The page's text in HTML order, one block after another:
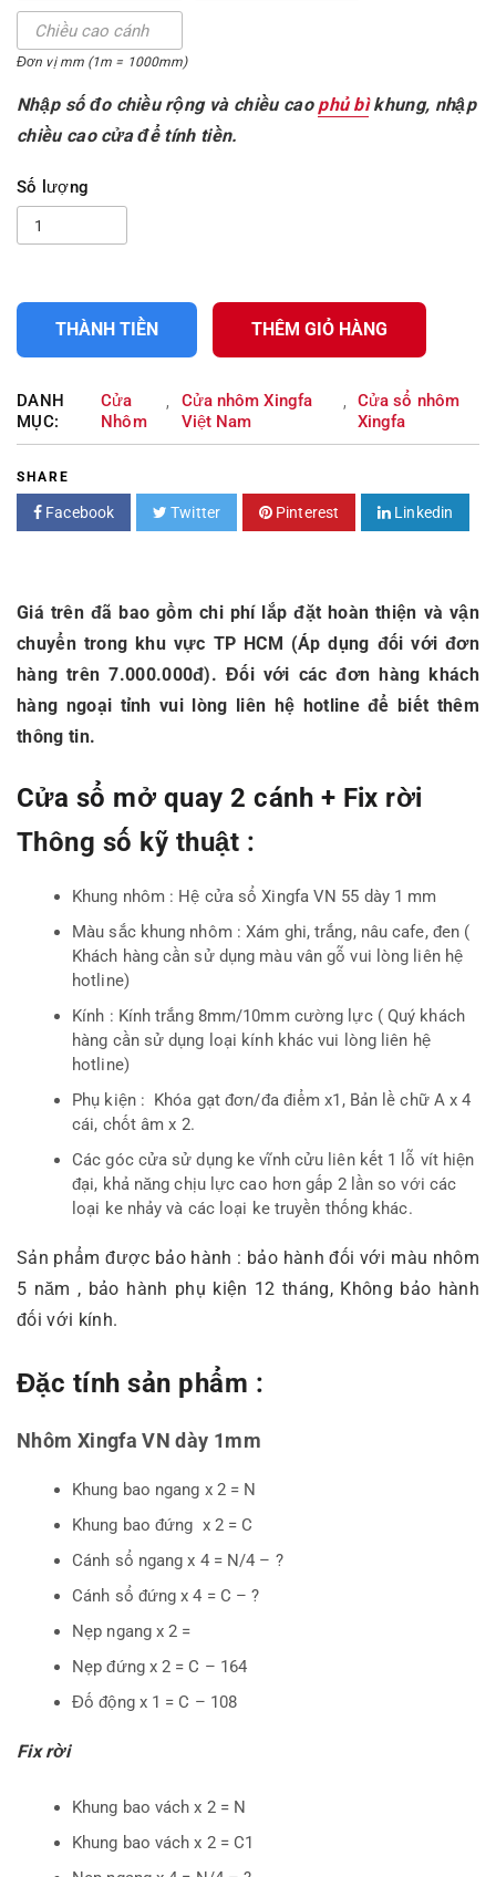
Đơn vị mm (1m = 1000mm)
Nhập số đo chiều rộng và chiều cao phủ bìkhung, nhập
chiều cao cửa để tính tiền.
Số lượng
THÀNH TIỀN THÊM GIỎ HÀNG
DANH
MỤC:
Cửa
Nhôm
,
Cửa nhôm Xingfa
Việt Nam
,
Cửa sổ nhôm
Xingfa
SHARE
Facebook Twitter Pinterest Linkedin
Giá trên đã bao gồm chi phí lắp đặt hoàn thiện và vận
chuyển trong khu vực TP HCM (Áp dụng đối với đơn
hàng trên 7.000.000đ). Đối với các đơn hàng khách
hàng ngoại tỉnh vui lòng liên hệ hotline để biết thêm
thông tin.
Cửa sổ mở quay 2 cánh + Fix rời
Thông số kỹ thuật :
Khung nhôm : Hệ cửa sổ Xingfa VN 55 dày 1 mm
Màu sắc khung nhôm : Xám ghi, trắng, nâu cafe, đen (
Khách hàng cần sử dụng màu vân gỗ vui lòng liên hệ
hotline)
Kính : Kính trắng 8mm/10mm cường lực ( Quý khách
hàng cần sử dụng loại kính khác vui lòng liên hệ
hotline)
Phụ kiện : Khóa gạt đơn/đa điểm x1, Bản lề chữ A x 4
cái, chốt âm x 2.
Các góc cửa sử dụng ke vĩnh cửu liên kết 1 lỗ vít hiện
đại, khả năng chịu lực cao hơn gấp 2 lần so với các
loại ke nhảy và các loại ke truyền thống khác.
Sản phẩm được bảo hành : bảo hành đối với màu nhôm
5 năm , bảo hành phụ kiện 12 tháng, Không bảo hành
đối với kính.
Đặc tính sản phẩm :
Nhôm Xingfa VN dày 1mm
Khung bao ngang x 2 = N
Khung bao đứng x 2 = C
Cánh sổ ngang x 4 = N/4 – ?
Cánh sổ đứng x 4 = C – ?
Nẹp ngang x 2 =
Nẹp đứng x 2 = C – 164
Đố động x 1 = C – 108
Fix rời
Khung bao vách x 2 = N
Khung bao vách x 2 = C1